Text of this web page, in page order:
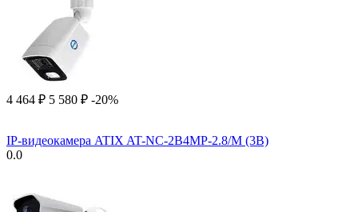
4 464 ₽ 5 580 ₽ -20%
IP-видеокамера ATIX AT-NC-2B4MP-2.8/M (3B)
0.0